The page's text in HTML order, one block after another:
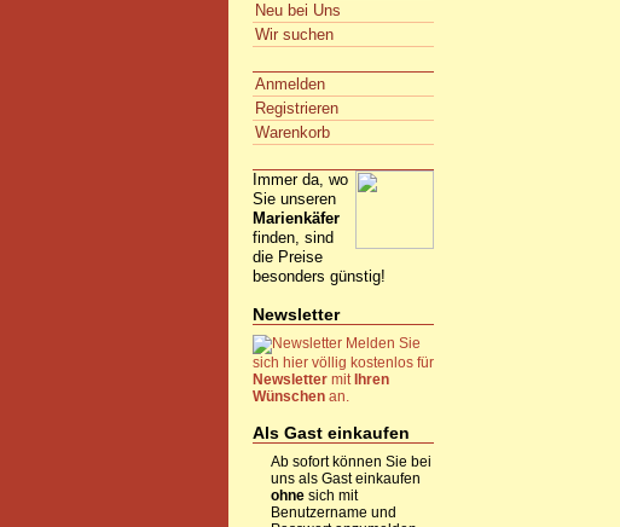
Neu bei Uns
Wir suchen
Anmelden
Registrieren
Warenkorb
Immer da, wo
Sie unseren
Marienkäfer
finden, sind
die Preise
besonders günstig!
Newsletter
Melden Sie
sich hier völlig kostenlos für
Newsletter mit Ihren
Wünschen an.
Als Gast einkaufen
Ab sofort können Sie bei
uns als Gast einkaufen
ohne sich mit
Benutzername und